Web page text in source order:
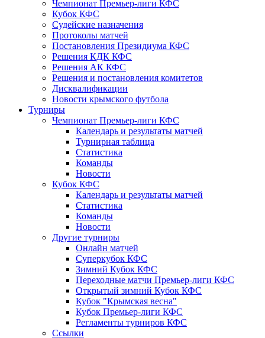
Чемпионат Премьер-лиги КФС
Кубок КФС
Судейские назначения
Протоколы матчей
Постановления Президиума КФС
Решения КДК КФС
Решения АК КФС
Решения и постановления комитетов
Дисквалификации
Новости крымского футбола
Турниры
Чемпионат Премьер-лиги КФС
Календарь и результаты матчей
Турнирная таблица
Статистика
Команды
Новости
Кубок КФС
Календарь и результаты матчей
Статистика
Команды
Новости
Другие турниры
Онлайн матчей
Суперкубок КФС
Зимний Кубок КФС
Переходные матчи Премьер-лиги КФС
Открытый зимний Кубок КФС
Кубок "Крымская весна"
Кубок Премьер-лиги КФС
Регламенты турниров КФС
Ссылки